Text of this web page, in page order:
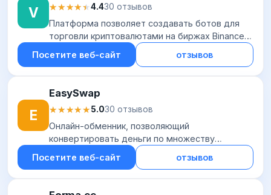
V ★★★★★
★★★★★4.430 отзывов
Платформа позволяет создавать ботов для
торговли криптовалютами на биржах Binance,
Bybit, OKX, Gate.io. Сервис предлагает готовые
протестированные стратегии и простой зап...
Посетите веб-сайт отзывов
E
EasySwap
★★★★★
★★★★★5.030 отзывов
Онлайн-обменник, позволяющий
конвертировать деньги по множеству
направлений. Работает с криптовалютой (ВТС,
ЕТН, ЕТС, XRP и еще около 50 токенов),
Посетите веб-сайт отзывов